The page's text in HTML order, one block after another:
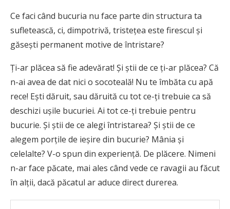
Ce faci când bucuria nu face parte din structura ta
sufletească, ci, dimpotrivă, tristețea este firescul și
găsești permanent motive de întristare?
Ţi-ar plăcea să fie adevărat! Și știi de ce ți-ar plăcea? Că
n-ai avea de dat nici o socoteală! Nu te îmbăta cu apă
rece! Ești dăruit, sau dăruită cu tot ce-ți trebuie ca să
deschizi ușile bucuriei. Ai tot ce-ți trebuie pentru
bucurie. Și știi de ce alegi întristarea? Și știi de ce
alegem porțile de ieșire din bucurie? Mânia și
celelalte? V-o spun din experiență. De plăcere. Nimeni
n-ar face păcate, mai ales când vede ce ravagii au făcut
în alții, dacă păcatul ar aduce direct durerea.